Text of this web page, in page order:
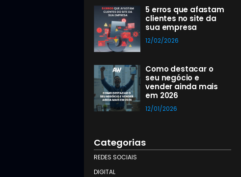
5 erros que afastam
clientes no site da
sua empresa
12/02/2026
Como destacar o
seu negócio e
vender ainda mais
em 2026
12/01/2026
Categorias
REDES SOCIAIS
DIGITAL